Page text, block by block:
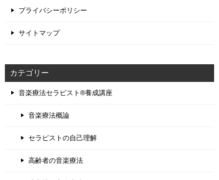
プライバシーポリシー
サイトマップ
カテゴリー
音楽療法セラピスト®養成講座
音楽療法概論
セラピストの自己理解
高齢者の音楽療法